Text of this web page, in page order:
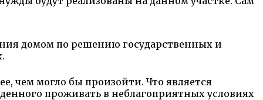
домом по решению государственных и
чем могло бы произойти. Что является
проживать в неблагоприятных условиях